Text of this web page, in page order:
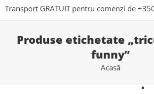
Transport GRATUIT pentru comenzi de
Produse etichetate
funny”
Acasă